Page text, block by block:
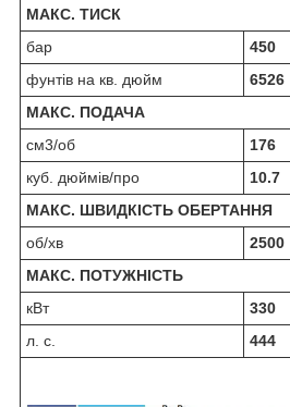
МАКС. ТИСК
бар
450
фунтів на кв. дюйм
6526
МАКС. ПОДАЧА
см3/об
176
куб. дюймів/про
10.7
МАКС. ШВИДКІСТЬ ОБЕРТАННЯ
об/хв
2500
МАКС. ПОТУЖНІСТЬ
кВт
330
л. с.
444